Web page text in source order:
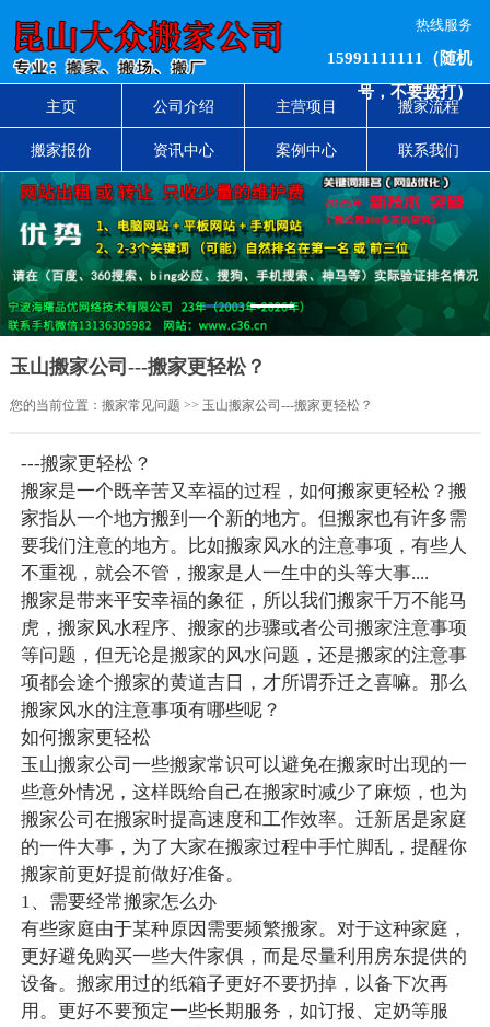
热线服务
15991111111（随机
号，不要拨打）
主页 公司介绍 主营项目 搬家流程
搬家报价 资讯中心 案例中心 联系我们
1 2
玉山搬家公司---搬家更轻松？
您的当前位置： 搬家常见问题 >> 玉山搬家公司---搬家更轻松？
---搬家更轻松？
搬家是一个既辛苦又幸福的过程，如何搬家更轻松？搬
家指从一个地方搬到一个新的地方。但搬家也有许多需
要我们注意的地方。比如搬家风水的注意事项，有些人
不重视，就会不管，搬家是人一生中的头等大事....
搬家是带来平安幸福的象征，所以我们搬家千万不能马
虎，搬家风水程序、搬家的步骤或者公司搬家注意事项
等问题，但无论是搬家的风水问题，还是搬家的注意事
项都会途个搬家的黄道吉日，才所谓乔迁之喜嘛。那么
搬家风水的注意事项有哪些呢？
如何搬家更轻松
玉山搬家公司一些搬家常识可以避免在搬家时出现的一
些意外情况，这样既给自己在搬家时减少了麻烦，也为
搬家公司在搬家时提高速度和工作效率。迁新居是家庭
的一件大事，为了大家在搬家过程中手忙脚乱，提醒你
搬家前更好提前做好准备。
1、需要经常搬家怎么办
有些家庭由于某种原因需要频繁搬家。对于这种家庭，
更好避免购买一些大件家俱，而是尽量利用房东提供的
设备。搬家用过的纸箱子更好不要扔掉，以备下次再
用。更好不要预定一些长期服务，如订报、定奶等服